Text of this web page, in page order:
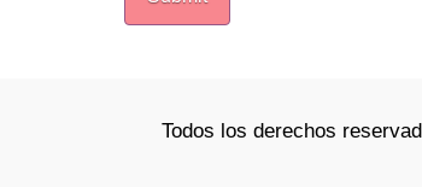
Todos los derechos